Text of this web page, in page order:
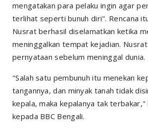
mengatakan para pelaku ingin agar
terlihat seperti bunuh diri". Rencana
Nusrat berhasil diselamatkan ketika
meninggalkan tempat kejadian.
pernyataan sebelum meninggal dunia.
"Salah satu pembunuh itu menekan
tangannya, dan minyak tanah tidak
kepala, maka kepalanya tak
kepada BBC Bengali.